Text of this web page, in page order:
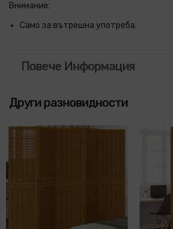
Внимание:
Само за вътрешна употреба.
Повече Информация
Други разновидности